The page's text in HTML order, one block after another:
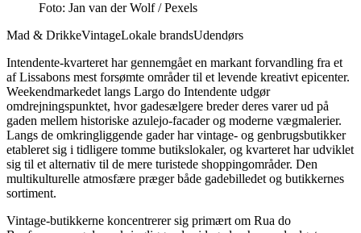
Foto: Jan van der Wolf / Pexels
Mad & DrikkeVintageLokale brandsUdendørs
Intendente-kvarteret har gennemgået en markant forvandling fra et
af Lissabons mest forsømte områder til et levende kreativt epicenter.
Weekendmarkedet langs Largo do Intendente udgør
omdrejningspunktet, hvor gadesælgere breder deres varer ud på
gaden mellem historiske azulejo-facader og moderne vægmalerier.
Langs de omkringliggende gader har vintage- og genbrugsbutikker
etableret sig i tidligere tomme butikslokaler, og kvarteret har udviklet
sig til et alternativ til de mere turistede shoppingområder. Den
multikulturelle atmosfære præger både gadebilledet og butikkernes
sortiment.
Vintage-butikkerne koncentrerer sig primært om Rua do